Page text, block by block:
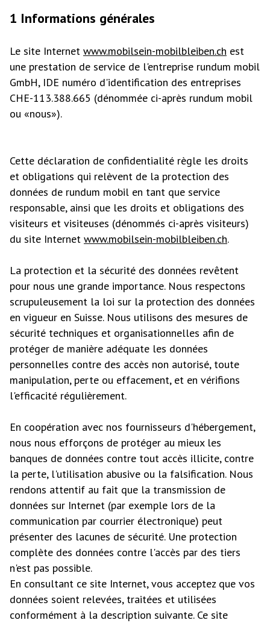
1 Informations générales
Le site Internet www.mobilsein-mobilbleiben.ch est
une prestation de service de l'entreprise rundum mobil
GmbH, IDE numéro d'identification des entreprises
CHE-113.388.665 (dénommée ci-après rundum mobil
ou «nous»).
Cette déclaration de confidentialité règle les droits
et obligations qui relèvent de la protection des
données de rundum mobil en tant que service
responsable, ainsi que les droits et obligations des
visiteurs et visiteuses (dénommés ci-après visiteurs)
du site Internet www.mobilsein-mobilbleiben.ch.
La protection et la sécurité des données revêtent
pour nous une grande importance. Nous respectons
scrupuleusement la loi sur la protection des données
en vigueur en Suisse. Nous utilisons des mesures de
sécurité techniques et organisationnelles afin de
protéger de manière adéquate les données
personnelles contre des accès non autorisé, toute
manipulation, perte ou effacement, et en vérifions
l'efficacité régulièrement.
En coopération avec nos fournisseurs d'hébergement,
nous nous efforçons de protéger au mieux les
banques de données contre tout accès illicite, contre
la perte, l'utilisation abusive ou la falsification. Nous
rendons attentif au fait que la transmission de
données sur Internet (par exemple lors de la
communication par courrier électronique) peut
présenter des lacunes de sécurité. Une protection
complète des données contre l'accès par des tiers
n'est pas possible.
En consultant ce site Internet, vous acceptez que vos
données soient relevées, traitées et utilisées
conformément à la description suivante. Ce site